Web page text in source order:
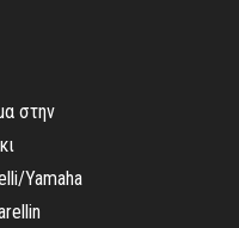
στην
Yamaha